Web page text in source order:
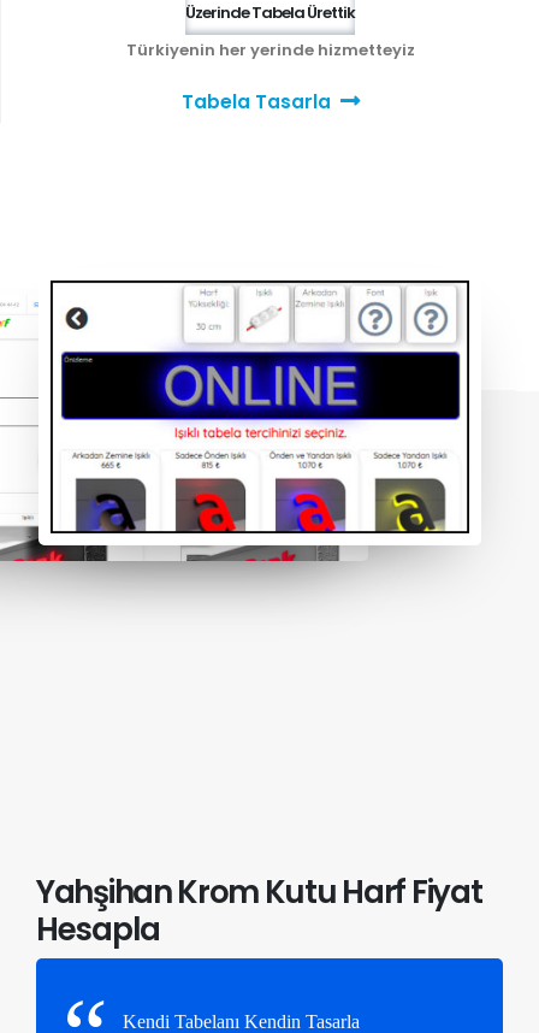
Üzerinde Tabela Ürettik
Türkiyenin her yerinde hizmetteyiz
Tabela Tasarla
Yahşihan Krom Kutu Harf Fiyat
Hesapla
Kendi Tabelanı Kendin Tasarla